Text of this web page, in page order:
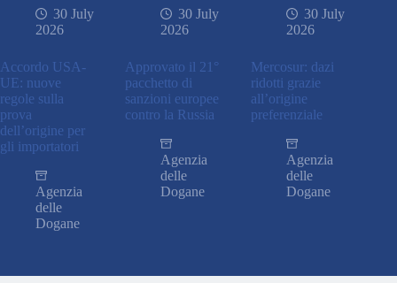
30 July
2026
Accordo USA-
UE: nuove
regole sulla
prova
dell’origine per
gli importatori
Agenzia
delle
Dogane
30 July
2026
Approvato il 21°
pacchetto di
sanzioni europee
contro la Russia
Agenzia
delle
Dogane
30 July
2026
Mercosur: dazi
ridotti grazie
all’origine
preferenziale
Agenzia
delle
Dogane